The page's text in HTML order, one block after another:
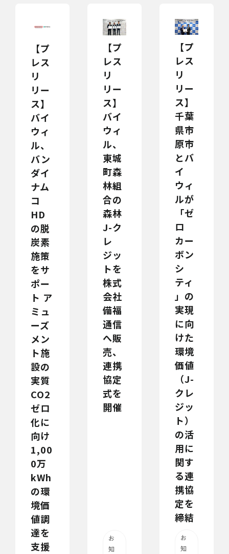
【プ
レス
リ
リー
ス】
バイ
ウィ
ル、
バン
ダイ
ナム
コ
HD
の脱
炭素
施策
をサ
ポー
ト ア
ミュ
ーズ
メン
ト施
設の
実質
CO2
ゼロ
化に
向け
1,00
0万
kWh
の環
境価
値調
達を
支援
【プ
レス
リ
リー
ス】
バイ
ウィ
ル、
東城
町森
林組
合の
森林
J-ク
レ
ジッ
トを
株式
会社
備福
通信
へ販
売、
連携
協定
式を
開催
お
知
【プ
レス
リ
リー
ス】
千葉
県市
原市
とバ
イ
ウィ
ルが
「ゼ
ロ
カー
ボン
シ
ティ
」の
実現
に向
けた
環境
価値
（J-
クレ
ジッ
ト）
の活
用に
関す
る連
携協
定を
締結
お
知